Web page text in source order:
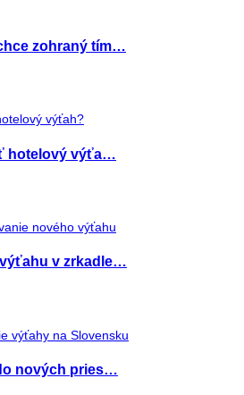
zohraný tím…
hotelový výťa…
v zrkadle…
nových pries…